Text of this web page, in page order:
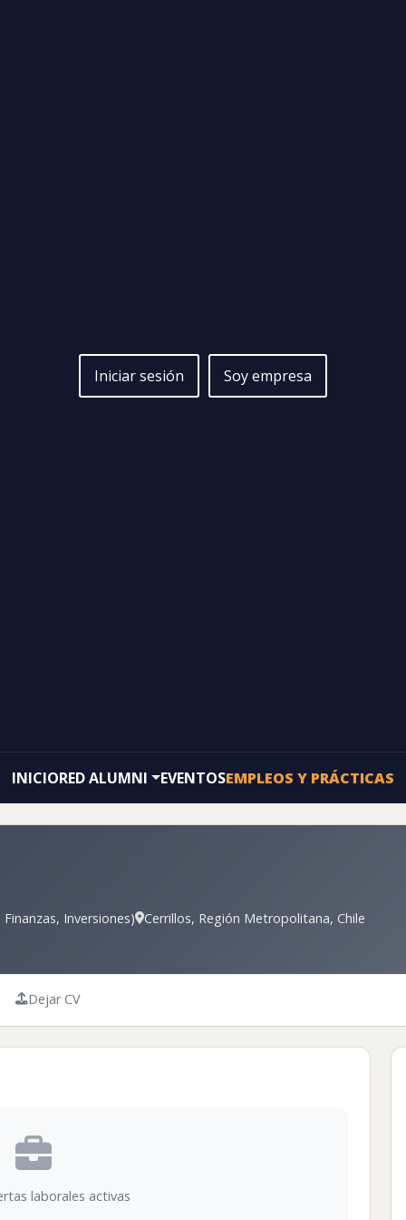
Iniciar sesión Soy empresa
INICIORED ALUMNI EVENTOSEMPLEOS Y PRÁCTICAS
Inversiones) Cerrillos, Región Metropolitana, Chile
Dejar CV
laborales activas